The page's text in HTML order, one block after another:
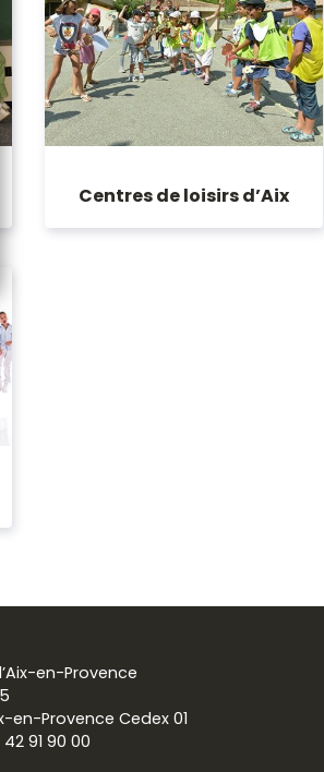
Centres de loisirs d’Aix
en-Provence
en-Provence Cedex 01
91 90 00